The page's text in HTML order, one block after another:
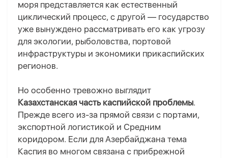
моря представляется как естественный
циклический процесс, с другой — государство
уже вынуждено рассматривать его как угрозу
для экологии, рыболовства, портовой
инфраструктуры и экономики прикаспийских
регионов.
Но особенно тревожно выглядит
Казахстанская часть каспийской проблемы.
Прежде всего из-за прямой связи с портами,
экспортной логистикой и Средним
коридором. Если для Азербайджана тема
Каспия во многом связана с прибрежной